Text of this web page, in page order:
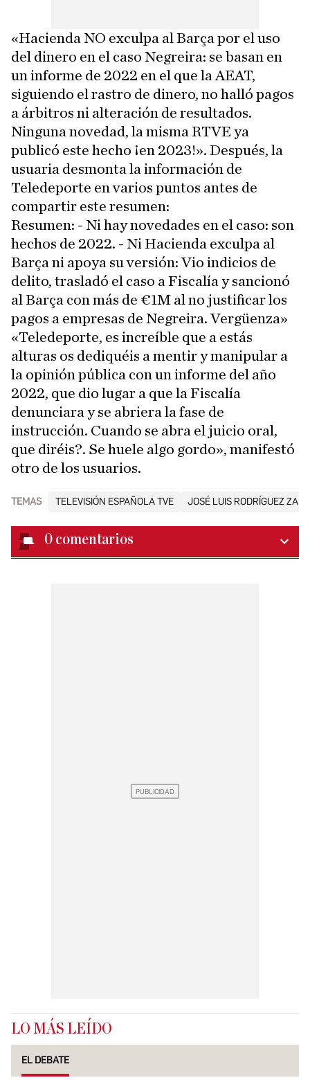
«Hacienda NO exculpa al Barça por el uso
del dinero en el caso Negreira: se basan en
un informe de 2022 en el que la AEAT,
siguiendo el rastro de dinero, no halló pagos
a árbitros ni alteración de resultados.
Ninguna novedad, la misma RTVE ya
publicó este hecho ¡en 2023!». Después, la
usuaria desmonta la información de
Teledeporte en varios puntos antes de
compartir este resumen:
Resumen: - Ni hay novedades en el caso: son
hechos de 2022. - Ni Hacienda exculpa al
Barça ni apoya su versión: Vio indicios de
delito, trasladó el caso a Fiscalía y sancionó
al Barça con más de €1M al no justificar los
pagos a empresas de Negreira. Vergüenza»
«Teledeporte, es increíble que a estás
alturas os dediquéis a mentir y manipular a
la opinión pública con un informe del año
2022, que dio lugar a que la Fiscalía
denunciara y se abriera la fase de
instrucción. Cuando se abra el juicio oral,
que diréis?. Se huele algo gordo», manifestó
otro de los usuarios.
TEMAS TELEVISIÓN ESPAÑOLA TVE JOSÉ LUIS RODRÍGUEZ
0 comentarios
LO MÁS LEÍDO
EL DEBATE